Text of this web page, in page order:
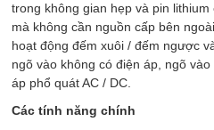
trong không gian hẹp và pin
mà không cần nguồn cấp bên
hoạt động đếm xuôi / đếm ngược
ngõ vào không có điện áp, ngõ
áp phổ quát AC / DC.
Các tính năng chính